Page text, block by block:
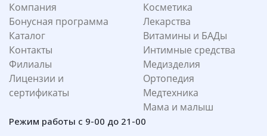
Компания
Бонусная программа
Каталог
Контакты
Филиалы
Лицензии и
сертификаты
Косметика
Лекарства
Витамины и БАДы
Интимные средства
Медизделия
Ортопедия
Медтехника
Мама и малыш
Режим работы с 9-00 до 21-00